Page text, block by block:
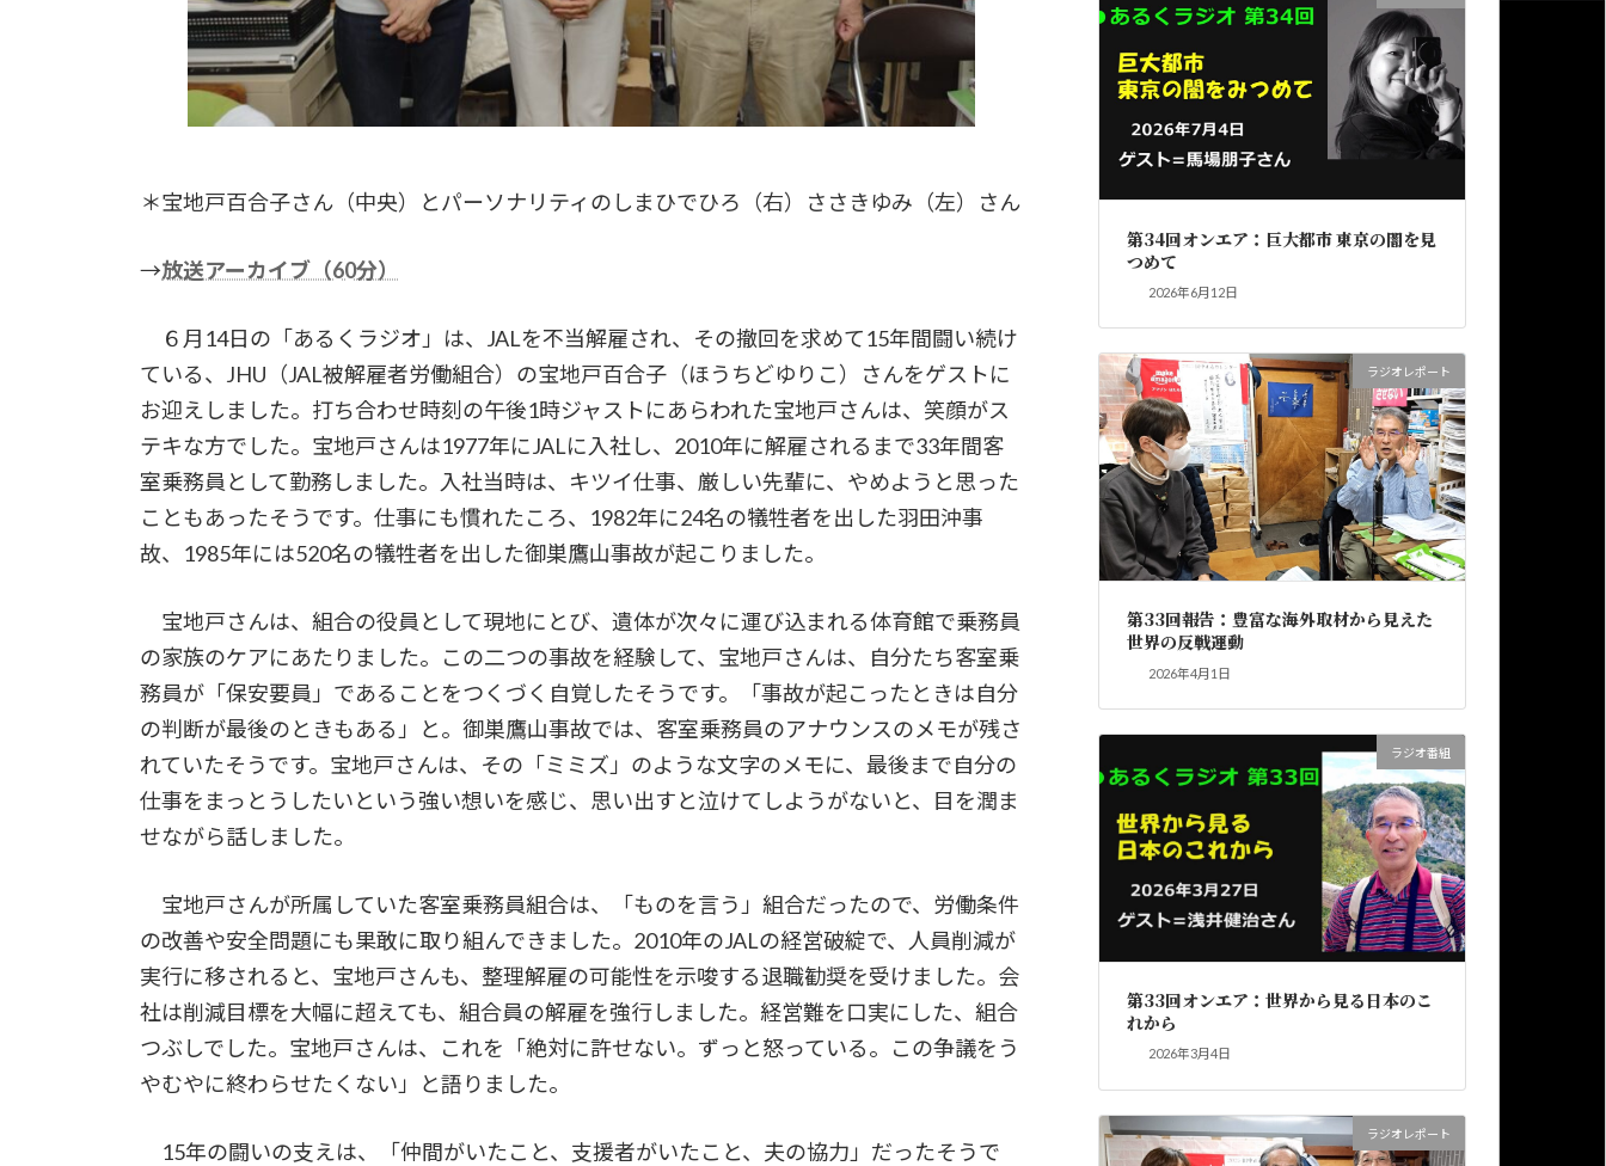
＊宝地戸百合子さん（中央）とパーソナリティのしまひでひろ（右）ささきゆみ（左）さん
→放送アーカイブ（60分）
６月14日の「あるくラジオ」は、JALを不当解雇され、その撤回を求めて15年間闘い続け
ている、JHU（JAL被解雇者労働組合）の宝地戸百合子（ほうちどゆりこ）さんをゲストに
お迎えしました。打ち合わせ時刻の午後1時ジャストにあらわれた宝地戸さんは、笑顔がス
テキな方でした。宝地戸さんは1977年にJALに入社し、2010年に解雇されるまで33年間客
室乗務員として勤務しました。入社当時は、キツイ仕事、厳しい先輩に、やめようと思った
こともあったそうです。仕事にも慣れたころ、1982年に24名の犠牲者を出した羽田沖事
故、1985年には520名の犠牲者を出した御巣鷹山事故が起こりました。
宝地戸さんは、組合の役員として現地にとび、遺体が次々に運び込まれる体育館で乗務員
の家族のケアにあたりました。この二つの事故を経験して、宝地戸さんは、自分たち客室乗
務員が「保安要員」であることをつくづく自覚したそうです。「事故が起こったときは自分
の判断が最後のときもある」と。御巣鷹山事故では、客室乗務員のアナウンスのメモが残さ
れていたそうです。宝地戸さんは、その「ミミズ」のような文字のメモに、最後まで自分の
仕事をまっとうしたいという強い想いを感じ、思い出すと泣けてしようがないと、目を潤ま
せながら話しました。
宝地戸さんが所属していた客室乗務員組合は、「ものを言う」組合だったので、労働条件
の改善や安全問題にも果敢に取り組んできました。2010年のJALの経営破綻で、人員削減が
実行に移されると、宝地戸さんも、整理解雇の可能性を示唆する退職勧奨を受けました。会
社は削減目標を大幅に超えても、組合員の解雇を強行しました。経営難を口実にした、組合
つぶしでした。宝地戸さんは、これを「絶対に許せない。ずっと怒っている。この争議をう
やむやに終わらせたくない」と語りました。
15年の闘いの支えは、「仲間がいたこと、支援者がいたこと、夫の協力」だったそうで
第34回オンエア：巨大都市 東京の闇を見
つめて
2026年6月12日
ラジオレポート
第33回報告：豊富な海外取材から見えた
世界の反戦運動
2026年4月1日
ラジオ番組
第33回オンエア：世界から見る日本のこ
れから
2026年3月4日
ラジオレポート